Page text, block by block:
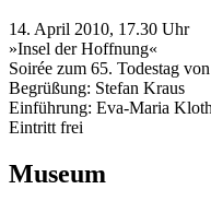
14. April 2010, 17.30 Uhr
»Insel der Hoffnung«
Soirée zum 65. Todestag
Begrüßung: Stefan Kraus
Einführung: Eva-Maria
Eintritt frei
Museum